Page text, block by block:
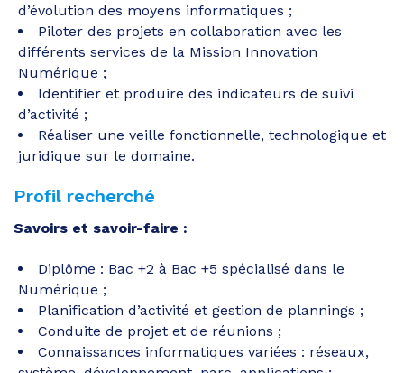
d’évolution des moyens informatiques ;
Piloter des projets en collaboration avec les
différents services de la Mission Innovation
Numérique ;
Identifier et produire des indicateurs de suivi
d’activité ;
Réaliser une veille fonctionnelle, technologique et
juridique sur le domaine.
Profil recherché
Savoirs et savoir-faire :
Diplôme : Bac +2 à Bac +5 spécialisé dans le
Numérique ;
Planification d’activité et gestion de plannings ;
Conduite de projet et de réunions ;
Connaissances informatiques variées : réseaux,